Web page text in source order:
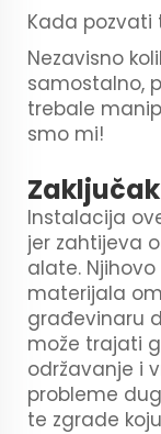
Kada
Nezavisno
samostalno,
trebale
smo mi!
Zaključak
Instalacija
jer zahtijeva
alate.
materijala
građevinaru
može trajati
održavanje i
probleme
te zgrade